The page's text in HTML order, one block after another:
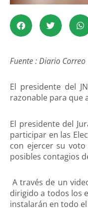
Fuente : Diario Correo
El presidente del
razonable para que
El presidente del
participar en las
con ejercer su
posibles contagios
A través de un
dirigido a todos los
instalarán en todo